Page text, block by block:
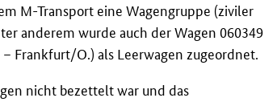
M-Transport eine Wagengruppe (ziviler
anderem wurde auch der Wagen 060349
Frankfurt/O.) als Leerwagen zugeordnet.
nicht bezettelt war und das